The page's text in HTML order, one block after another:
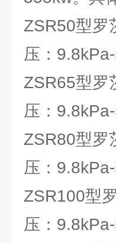
ZSR50型
压：
ZSR65型
压：
ZSR80型
压：
ZSR100型
压：